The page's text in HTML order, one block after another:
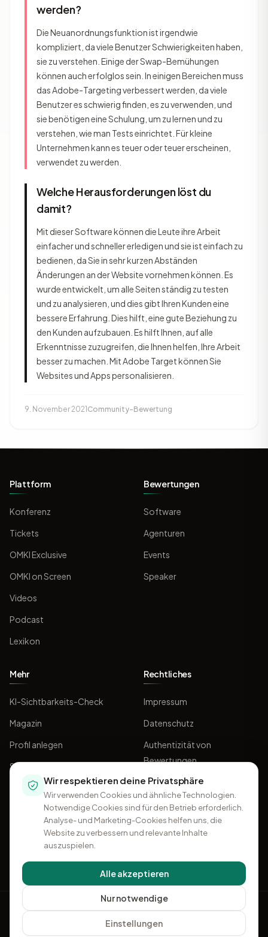
werden?
Die Neuanordnungsfunktion ist irgendwie
kompliziert, da viele Benutzer Schwierigkeiten haben,
sie zu verstehen. Einige der Swap-Bemühungen
können auch erfolglos sein. In einigen Bereichen muss
das Adobe-Targeting verbessert werden, da viele
Benutzer es schwierig finden, es zu verwenden, und
sie benötigen eine Schulung, um zu lernen und zu
verstehen, wie man Tests einrichtet. Für kleine
Unternehmen kann es teuer oder teuer erscheinen,
verwendet zu werden.
Welche Herausforderungen löst du
damit?
Mit dieser Software können die Leute ihre Arbeit
einfacher und schneller erledigen und sie ist einfach zu
bedienen, da Sie in sehr kurzen Abständen
Änderungen an der Website vornehmen können. Es
wurde entwickelt, um alle Seiten ständig zu testen
und zu analysieren, und dies gibt Ihren Kunden eine
bessere Erfahrung. Dies hilft, eine gute Beziehung zu
den Kunden aufzubauen. Es hilft Ihnen, auf alle
Erkenntnisse zuzugreifen, die Ihnen helfen, Ihre Arbeit
besser zu machen. Mit Adobe Target können Sie
Websites und Apps personalisieren.
9. November 2021 Community-Bewertung
Plattform
Konferenz
Tickets
OMKI Exclusive
OMKI on Screen
Videos
Podcast
Lexikon
Bewertungen
Software
Agenturen
Events
Speaker
Mehr
KI-Sichtbarkeits-Check
Magazin
Profil anlegen
Sponsoring
Rechtliches
Impressum
Datenschutz
Authentizität von
Bewertungen
AGB
OMKI
+49 541 96 32 50 96 ·
Kontakt
Wir respektieren deine Privatsphäre
Wir verwenden Cookies und ähnliche Technologien.
Notwendige Cookies sind für den Betrieb erforderlich.
Analyse- und Marketing-Cookies helfen uns, die
Website zu verbessern und relevante Inhalte
auszuspielen.
Alle akzeptieren
Nur notwendige
Einstellungen